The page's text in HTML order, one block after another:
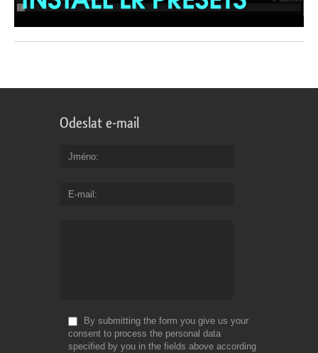
Odeslat e-mail
Jméno
E-mail
By submitting the form you give us your
consent to process the personal data
specified by you in the fields above according